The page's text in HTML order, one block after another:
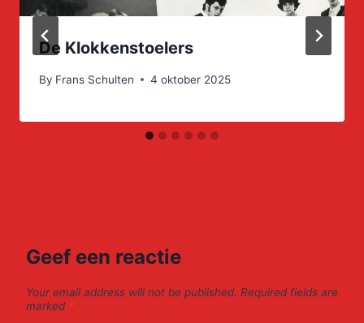
De Klokkenstoelers
By Frans Schulten 4 oktober 2025
Geef een reactie
Your email address will not be published. Required fields are
marked *